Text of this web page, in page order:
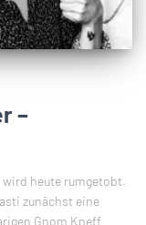
–
heute rumgetobt.
zunächst eine
Gnom Kneff